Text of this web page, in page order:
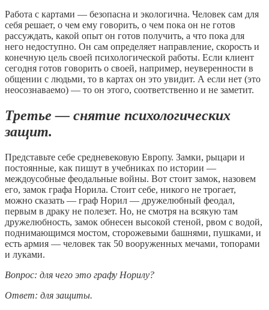
Работа с картами — безопасна и экологична. Человек сам для
себя решает, о чем ему говорить, о чем пока он не готов
рассуждать, какой опыт он готов получить, а что пока для
него недоступно. Он сам определяет направление, скорость и
конечную цель своей психологической работы. Если клиент
сегодня готов говорить о своей, например, неуверенности в
общении с людьми, то в картах он это увидит. А если нет (это
неосознаваемо) — то он этого, соответственно и не заметит.
Третье — снятие психологических
защит.
Представьте себе средневековую Европу. Замки, рыцари и
постоянные, как пишут в учебниках по истории —
междоусобные феодальные войны. Вот стоит замок, назовем
его, замок графа Норила. Стоит себе, никого не трогает,
можно сказать — граф Норил — дружелюбный феодал,
первым в драку не полезет. Но, не смотря на всякую там
дружелюбность, замок обнесен высокой стеной, рвом с водой,
поднимающимся мостом, сторожевыми башнями, пушками, и
есть армия — человек так 50 вооруженных мечами, топорами
и луками.
Вопрос: для чего это графу Норилу?
Ответ: для защиты.